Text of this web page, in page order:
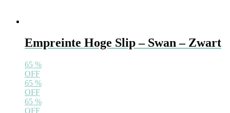
Empreinte Hoge Slip – Swan – Zwart
65 %
OFF
65 %
OFF
65 %
OFF